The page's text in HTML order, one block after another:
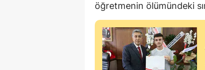
öğretmenin ölümündeki